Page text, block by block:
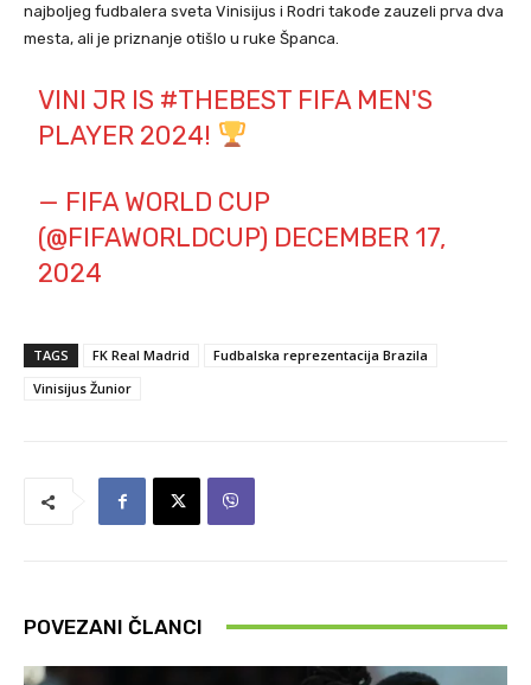
najboljeg fudbalera sveta Vinisijus i Rodri takođe zauzeli prva dva
mesta, ali je priznanje otišlo u ruke Španca.
VINI JR IS #THEBEST FIFA MEN'S
PLAYER 2024!
— FIFA WORLD CUP
(@FIFAWORLDCUP) DECEMBER 17,
2024
TAGS FK Real Madrid
Fudbalska reprezentacija Brazila
Vinisijus Žunior
POVEZANI ČLANCI